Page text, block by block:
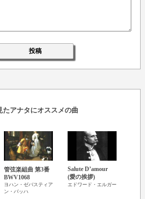
たアナタにオススメの曲
管弦楽組曲 第3番
BWV1068
ヨハン・ゼバスティア
ン・バッハ
Salute D’amour
(愛の挨拶)
エドワード・エルガー